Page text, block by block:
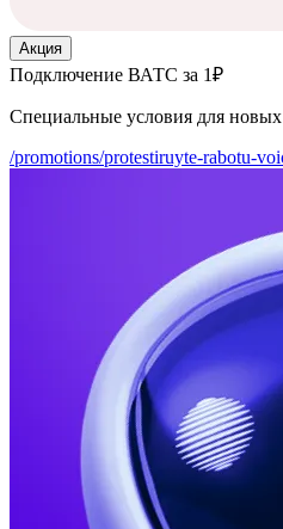
Акция
Подключение ВАТС за 1₽
Специальные условия для
/promotions/protestiruyte-rabotu-